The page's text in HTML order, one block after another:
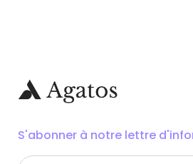
S'abonner à notre lettre